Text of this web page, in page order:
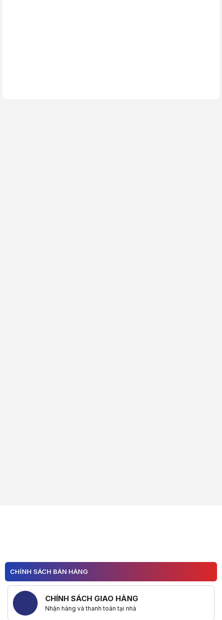
CHÍNH SÁCH BÁN HÀNG
CHÍNH SÁCH GIAO HÀNG
Nhận hàng và thanh toán tại nhà